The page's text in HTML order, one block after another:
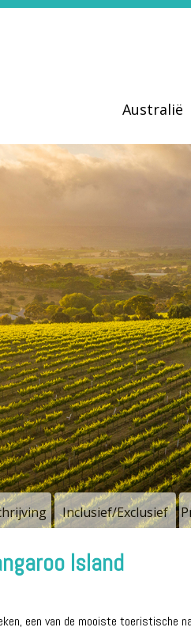
Australië
Inclusief/Exclusief
Island
een van de mooiste toeristische